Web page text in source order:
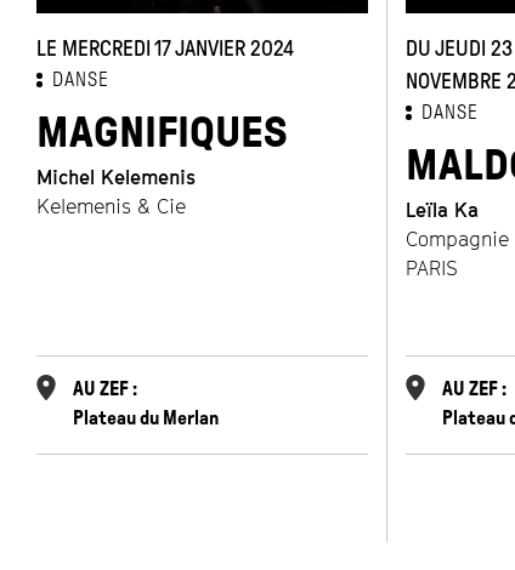
LE MERCREDI 17 JANVIER 2024
DANSE
MAGNIFIQUES
Michel Kelemenis
Kelemenis & Cie
AU ZEF :
Plateau du Merlan
DU JEUDI
NOVEMBRE
DANSE
Leïla Ka
Compagnie
PARIS
AU ZEF :
Plateau